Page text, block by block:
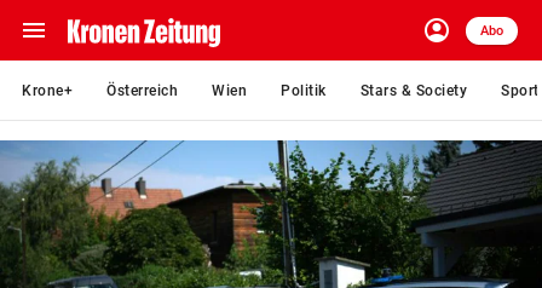
menu Navigation
ein-/ausklappen
account_circle
Anmelden
Abo
Krone+ Österreich Wien Politik Stars & Society Sport
close Schließen
Abonnieren
account_circle Anmelden
arrow_right
pin_drop
Wien arrow_rightBundesland